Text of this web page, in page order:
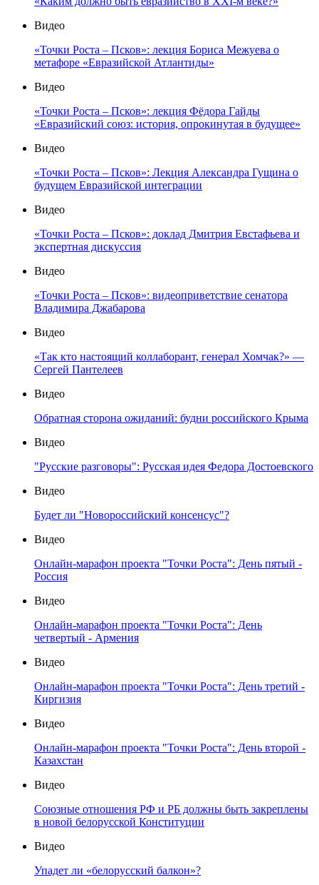
Видео
«Точки Роста – Псков»: лекция Бориса Межуева о
метафоре «Евразийской Атлантиды»
Видео
«Точки Роста – Псков»: лекция Фёдора Гайды
«Евразийский союз: история, опрокинутая в будущее»
Видео
«Точки Роста – Псков»: Лекция Александра Гущина о
будущем Евразийской интеграции
Видео
«Точки Роста – Псков»: доклад Дмитрия Евстафьева и
экспертная дискуссия
Видео
«Точки Роста – Псков»: видеоприветствие сенатора
Владимира Джабарова
Видео
«Так кто настоящий коллаборант, генерал Хомчак?» —
Сергей Пантелеев
Видео
Обратная сторона ожиданий: будни российского Крыма
Видео
"Русские разговоры": Русская идея Федора Достоевского
Видео
Будет ли "Новороссийский консенсус"?
Видео
Онлайн-марафон проекта "Точки Роста": День пятый -
Россия
Видео
Онлайн-марафон проекта "Точки Роста": День
четвертый - Армения
Видео
Онлайн-марафон проекта "Точки Роста": День третий -
Киргизия
Видео
Онлайн-марафон проекта "Точки Роста": День второй -
Казахстан
Видео
Союзные отношения РФ и РБ должны быть закреплены
в новой белорусской Конституции
Видео
Упадет ли «белорусский балкон»?